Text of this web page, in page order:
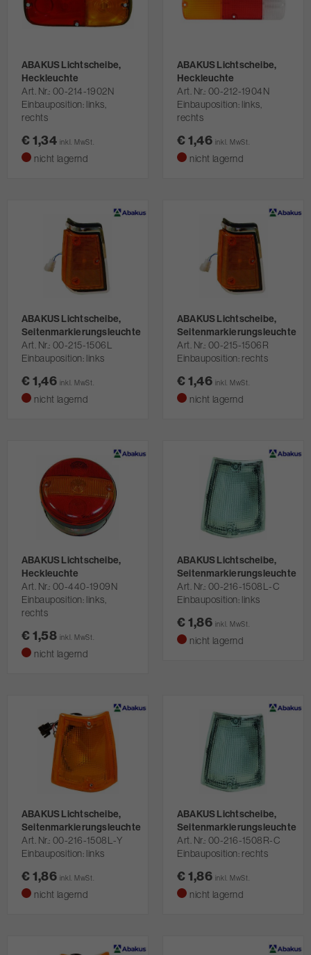
ABAKUS Lichtscheibe,
Heckleuchte
Art. Nr. 00-214-1902N
Einbauposition: links,
rechts
€ 1,34 inkl. MwSt.
nicht lagernd
ABAKUS Lichtscheibe,
Heckleuchte
Art. Nr. 00-212-1904N
Einbauposition: links,
rechts
€ 1,46 inkl. MwSt.
nicht lagernd
ABAKUS Lichtscheibe,
Seitenmarkierungsleuchte
Art. Nr. 00-215-1506L
Einbauposition: links
€ 1,46 inkl. MwSt.
nicht lagernd
ABAKUS Lichtscheibe,
Seitenmarkierungsleuchte
Art. Nr. 00-215-1506R
Einbauposition: rechts
€ 1,46 inkl. MwSt.
nicht lagernd
ABAKUS Lichtscheibe,
Heckleuchte
Art. Nr. 00-440-1909N
Einbauposition: links,
rechts
€ 1,58 inkl. MwSt.
nicht lagernd
ABAKUS Lichtscheibe,
Seitenmarkierungsleuchte
Art. Nr. 00-216-1508L-C
Einbauposition: links
€ 1,86 inkl. MwSt.
nicht lagernd
ABAKUS Lichtscheibe,
Seitenmarkierungsleuchte
Art. Nr. 00-216-1508L-Y
Einbauposition: links
€ 1,86 inkl. MwSt.
nicht lagernd
ABAKUS Lichtscheibe,
Seitenmarkierungsleuchte
Art. Nr. 00-216-1508R-C
Einbauposition: rechts
€ 1,86 inkl. MwSt.
nicht lagernd